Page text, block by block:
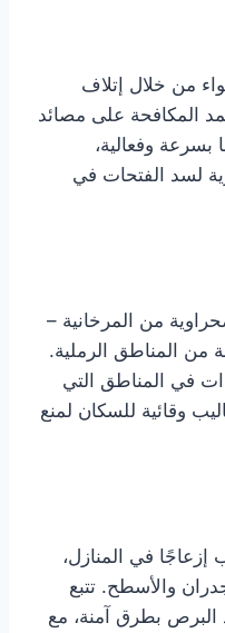
من خلال إتلاف
المكافحة على مصائد
بسرعة وفعالية،
لسد الفتحات في
من المرخانية –
من المناطق الرملية.
في المناطق التي
وقائية للسكان لمنع
في المنازل،
والأسطح. تتبع
البرص بطرق آمنة، مع